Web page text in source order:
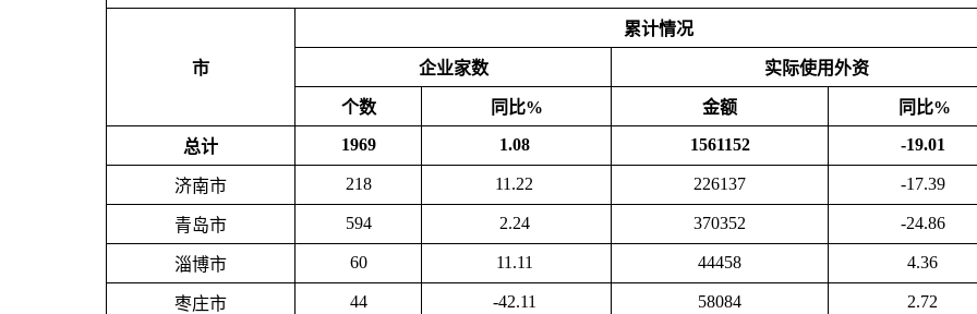
市
累计情况
企业家数 实际使用外资
个数 同比% 金额 同比%
总计 1969 1.08 1561152 -19.01
济南市 218 11.22 226137 -17.39
青岛市 594 2.24 370352 -24.86
淄博市 60 11.11 44458 4.36
枣庄市 44 -42.11 58084 2.72